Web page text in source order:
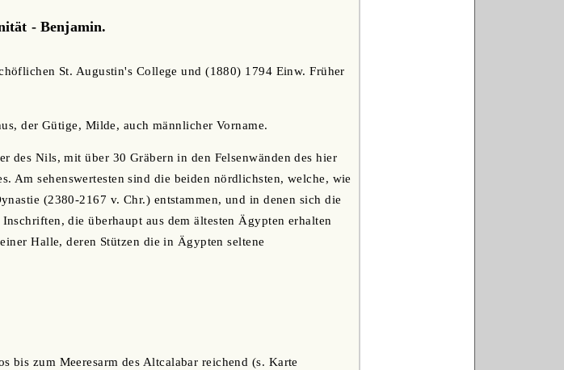
- Benjamin.
St. Augustin's College und (1880) 1794 Einw. Früher
der Gütige, Milde, auch männlicher Vorname.
des Nils, mit über 30 Gräbern in den Felsenwänden des hier
Am sehenswertesten sind die beiden nördlichsten, welche, wie
(2380-2167 v. Chr.) entstammen, und in denen sich die
die überhaupt aus dem ältesten Ägypten erhalten
Halle, deren Stützen die in Ägypten seltene
bis zum Meeresarm des Altcalabar reichend (s. Karte